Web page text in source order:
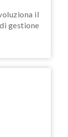
il
gestione